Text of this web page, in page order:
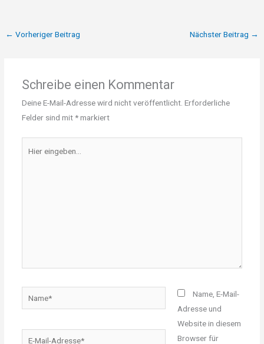
← Vorheriger Beitrag Nächster Beitrag →
Schreibe einen Kommentar
Deine E-Mail-Adresse wird nicht veröffentlicht. Erforderliche
Felder sind mit*markiert
eingeben…
Name, E-Mail-
Adresse und
Website in diesem
Browser für